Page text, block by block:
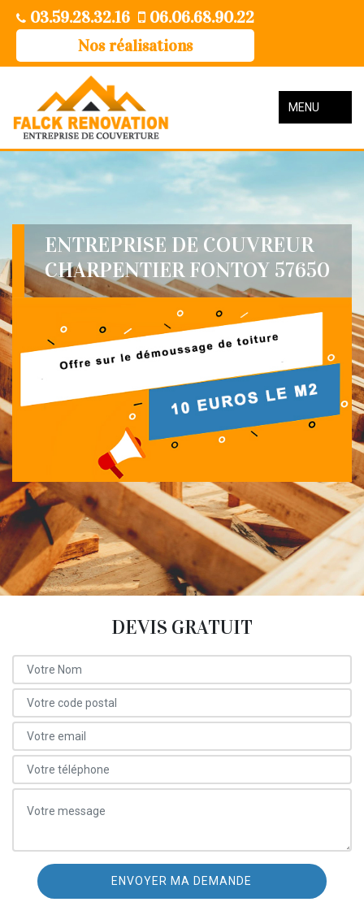
03.59.28.32.16
06.06.68.90.22
Nos réalisations
MENU
ENTREPRISE DE COUVREUR
CHARPENTIER FONTOY 57650
DEVIS GRATUIT